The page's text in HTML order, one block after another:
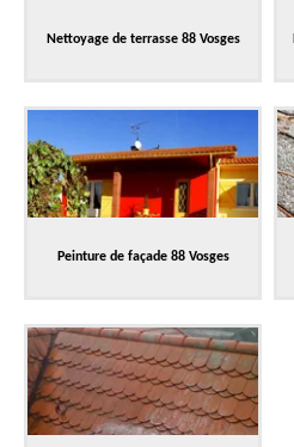
Nettoyage de terrasse 88 Vosges
Peinture de façade 88 Vosges